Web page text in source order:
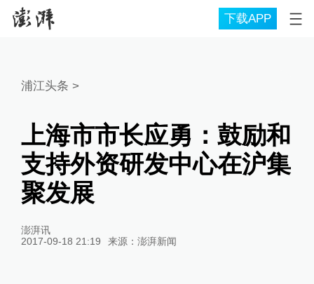
下载APP
浦江头条 >
上海市市长应勇：鼓励和
支持外资研发中心在沪集
聚发展
澎湃讯
2017-09-18 21:19
来源： 澎湃新闻